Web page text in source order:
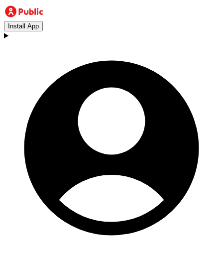
Install App